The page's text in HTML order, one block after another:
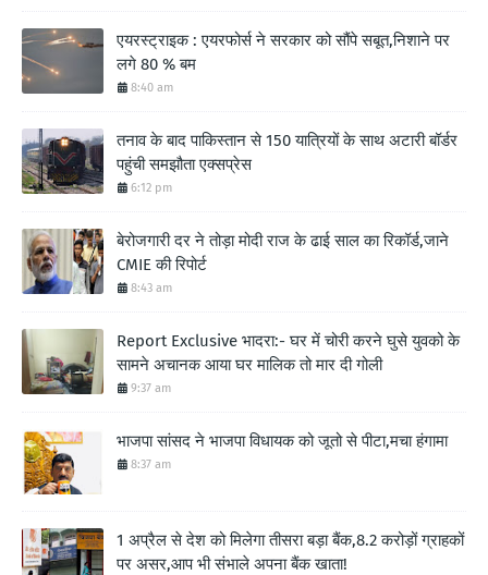
एयरस्ट्राइक : एयरफोर्स ने सरकार को सौंपे सबूत,निशाने पर
लगे 80 % बम
8:40 am
तनाव के बाद पाकिस्तान से 150 यात्रियों के साथ अटारी बॉर्डर
पहुंची समझौता एक्सप्रेस
6:12 pm
बेरोजगारी दर ने तोड़ा मोदी राज के ढाई साल का रिकॉर्ड,जाने
CMIE की रिपोर्ट
8:43 am
Report Exclusive भादरा:- घर में चोरी करने घुसे युवको के
सामने अचानक आया घर मालिक तो मार दी गोली
9:37 am
भाजपा सांसद ने भाजपा विधायक को जूतो से पीटा,मचा हंगामा
8:37 am
1 अप्रैल से देश को मिलेगा तीसरा बड़ा बैंक,8.2 करोड़ों ग्राहकों
पर असर,आप भी संभाले अपना बैंक खाता!